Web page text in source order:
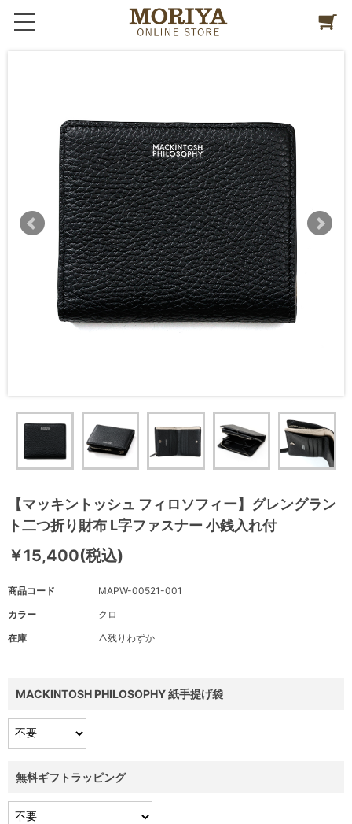
【マッキントッシュ フィロソフィー】グレングラン
ト二つ折り財布 L字ファスナー 小銭入れ付
￥15,400(税込)
商品コード
MAPW-00521-001
カラー
クロ
在庫
△残りわずか
MACKINTOSH PHILOSOPHY 紙手提げ袋
無料ギフトラッピング